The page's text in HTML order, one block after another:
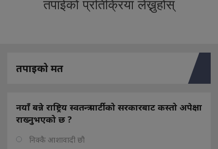
तपाईको प्रतिक्रिया लेख्नुहोस्
तपाइको मत
नयाँ बन्ने राष्ट्रिय स्वतन्त्र पार्टीको सरकारबाट कस्तो अपेक्षा
राख्नुभएको छ ?
निक्कै आशावादी छौ